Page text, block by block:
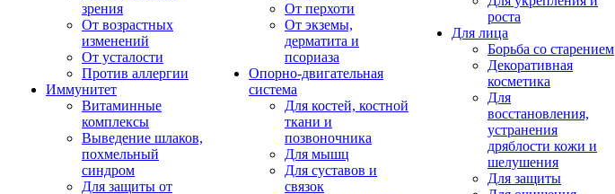
зрения
От возрастных
изменений
От усталости
Против аллергии
Иммунитет
Витаминные
комплексы
Выведение шлаков,
похмельный
синдром
Для защиты от
От перхоти
От экземы,
дерматита и
псориаза
Опорно-двигательная
система
Для костей, костной
ткани и
позвоночника
Для мышц
Для суставов и
связок
роста
Для лица
Борьба со старением
Декоративная
косметика
Для
восстановления,
устранения
дряблости кожи и
шелушения
Для защиты